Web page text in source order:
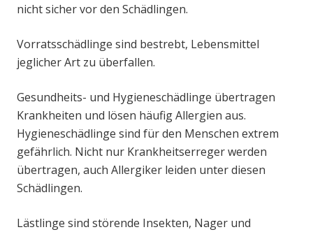
nicht sicher vor den Schädlingen.
Vorratsschädlinge sind bestrebt, Lebensmittel
jeglicher Art zu überfallen.
Gesundheits- und Hygieneschädlinge übertragen
Krankheiten und lösen häufig Allergien aus.
Hygieneschädlinge sind für den Menschen extrem
gefährlich. Nicht nur Krankheitserreger werden
übertragen, auch Allergiker leiden unter diesen
Schädlingen.
Lästlinge sind störende Insekten, Nager und